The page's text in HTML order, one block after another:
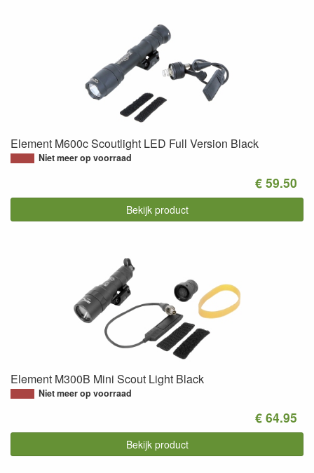
Element M600c Scoutlight LED Full Version Black
Niet meer op voorraad
€ 59.50
Bekijk product
Element M300B Mini Scout Light Black
Niet meer op voorraad
€ 64.95
Bekijk product